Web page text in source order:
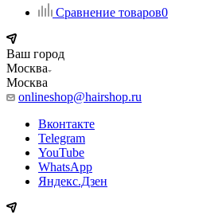
Сравнение товаров0
Ваш город
Москва
Москва
onlineshop@hairshop.ru
Вконтакте
Telegram
YouTube
WhatsApp
Яндекс.Дзен